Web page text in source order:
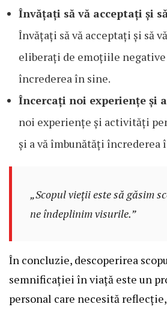
Învățați să vă acceptați și
Învățați să vă acceptați și să
eliberați de emoțiile negative
încrederea în sine.
Încercați noi experiențe și
noi experiențe și activități
și a vă îmbunătăți încrederea
„Scopul vieții este să găsim
ne îndeplinim visurile.”
În concluzie, descoperirea
semnificației în viață este un
personal care necesită